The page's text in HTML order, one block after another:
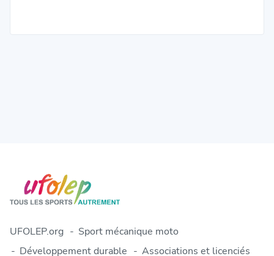
UFOLEP.org
Sport mécanique moto
Développement durable
Associations et licenciés